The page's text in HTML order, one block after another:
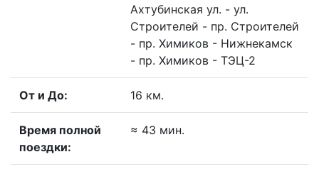
Ахтубинская ул. - ул.
Строителей - пр. Строителей
- пр. Химиков - Нижнекамск
- пр. Химиков - ТЭЦ-2
От и До: 16 км.
Время полной
поездки:
≈ 43 мин.